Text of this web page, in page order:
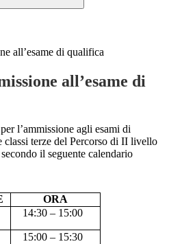
all’esame di qualifica
all’esame di
l’ammissione agli esami di
classi terze del Percorso di II livello
il seguente calendario
ORA
14:30 – 15:00
15:00 – 15:30